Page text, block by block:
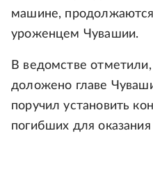
машине,
уроженцем Чувашии.
В ведомстве
доложено главе
поручил установить
погибших для